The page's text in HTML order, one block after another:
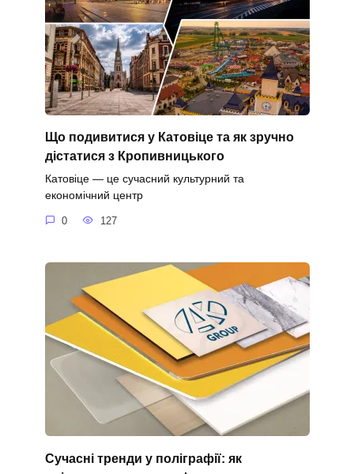
Що подивитися у Катовіце та як зручно
дістатися з Кропивницького
Катовіце — це сучасний культурний та
економічний центр
0 127
Сучасні тренди у поліграфії: як